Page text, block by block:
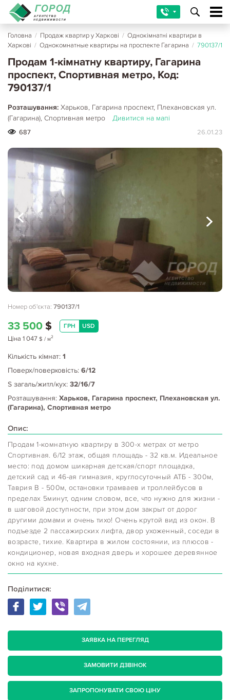
Головна / Продаж квартир у Харкові / Однокімнатні квартири в
Харкові / Однокомнатные квартиры на проспекте Гагарина / 790137/1
Продам 1-кімнатну квартиру, Гагарина
проспект, Спортивная метро, Код:
790137/1
Розташування: Харьков, Гагарина проспект, Плехановская ул.
(Гагарина), Спортивная метро
Дивитися на мапі
687 26.01.23
Номер об'єкта: 790137/1
33 500 $ ГРН USD
Ціна 1 047 $ / м2
Кількість кімнат: 1
Поверх/поверховість: 6/12
S загаль/житл/кух: 32/16/7
Розташування: Харьков, Гагарина проспект, Плехановская ул.
(Гагарина), Спортивная метро
Опис:
Продам 1-комнатную квартиру в 300-х метрах от метро
Спортивная. 6/12 этаж, общая площадь - 32 кв.м. Идеальное
место: под домом шикарная детская/спорт площадка,
детский сад и 46-ая гимназия, круглосуточный АТБ - 300м,
Таврия В - 500м, остановки трамваев и троллейбусов в
пределах 5минут, одним словом, все, что нужно для жизни -
в шаговой доступности, при этом дом закрыт от дорог
другими домами и очень тихо! Очень крутой вид из окон. В
подъезде 2 пассажирских лифта, двор ухоженный, соседи в
возрасте, тихие. Квартира в жилом состоянии, из плюсов -
кондиционер, новая входная дверь и хорошее деревянное
окно на кухне.
Поділитися:
ЗАЯВКА НА ПЕРЕГЛЯД
ЗАМОВИТИ ДЗВІНОК
ЗАПРОПОНУВАТИ СВОЮ ЦІНУ